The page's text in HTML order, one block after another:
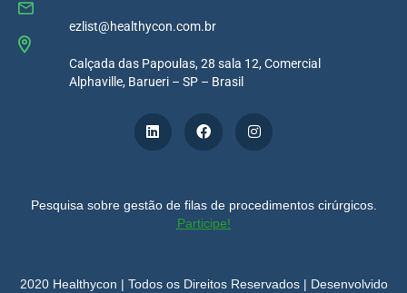
ezlist@healthycon.com.br
Calçada das Papoulas, 28 sala 12, Comercial
Alphaville, Barueri – SP – Brasil
Pesquisa sobre gestão de filas de procedimentos cirúrgicos.
Participe!
2020 Healthycon | Todos os Direitos Reservados | Desenvolvido